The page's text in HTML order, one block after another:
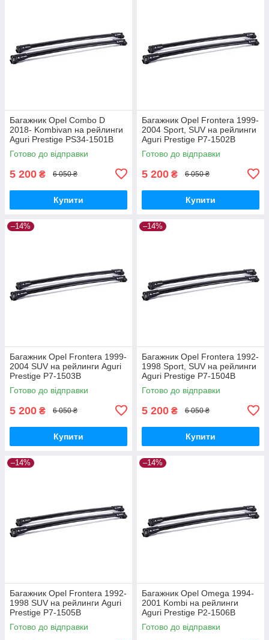
Багажник Opel Combo D
2018- Kombivan на рейлинги
Aguri Prestige PS34-1501B
Готово до відправки
5 200 ₴ 6 050 ₴
Купити
Багажник Opel Frontera 1999-
2004 Sport, SUV на рейлинги
Aguri Prestige P7-1502B
Готово до відправки
5 200 ₴ 6 050 ₴
Купити
–14%
Багажник Opel Frontera 1999-
2004 SUV на рейлинги Aguri
Prestige P7-1503B
Готово до відправки
5 200 ₴ 6 050 ₴
Купити
–14%
Багажник Opel Frontera 1992-
1998 Sport, SUV на рейлинги
Aguri Prestige P7-1504B
Готово до відправки
5 200 ₴ 6 050 ₴
Купити
–14%
Багажник Opel Frontera 1992-
1998 SUV на рейлинги Aguri
Prestige P7-1505B
Готово до відправки
–14%
Багажник Opel Omega 1994-
2001 Kombi на рейлинги
Aguri Prestige P2-1506B
Готово до відправки